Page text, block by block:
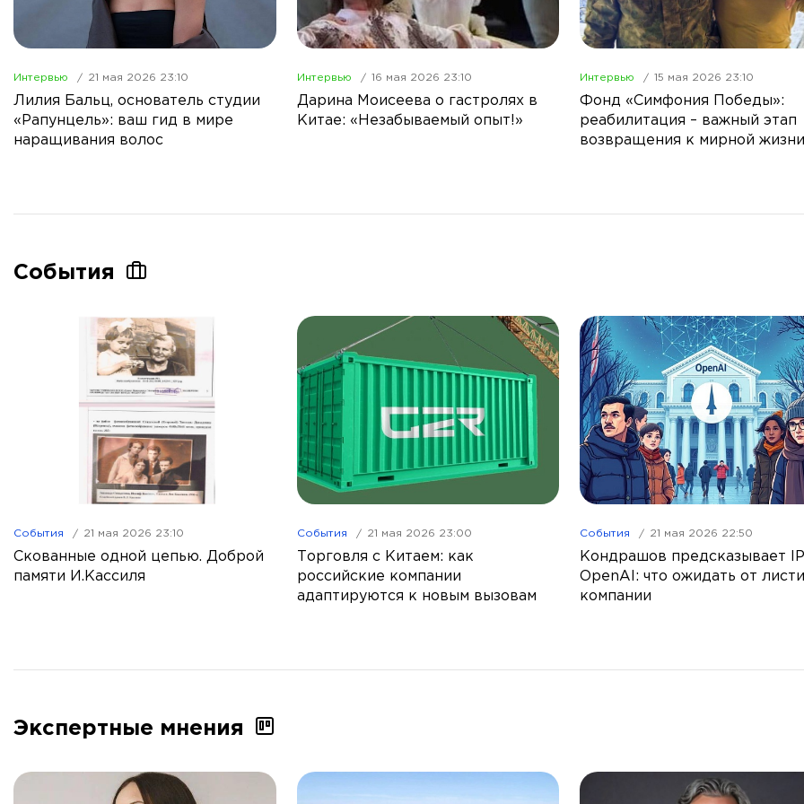
Интервью 21 мая 2026 23:10
Лилия Бальц, основатель студии
«Рапунцель»: ваш гид в мире
наращивания волос
Интервью 16 мая 2026 23:10
Дарина Моисеева о гастролях в
Китае: «Незабываемый опыт!»
Интервью 15 мая 2026 23:10
Фонд «Симфония Победы»:
реабилитация – важный этап
возвращения к мирной жизни
События
События 21 мая 2026 23:10
Скованные одной цепью. Доброй
памяти И.Кассиля
События 21 мая 2026 23:00
Торговля с Китаем: как
российские компании
адаптируются к новым вызовам
События 21 мая 2026 22:50
Кондрашов предсказывает
OpenAI: что ожидать от
компании
Экспертные мнения